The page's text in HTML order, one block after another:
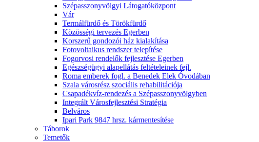
Szépasszonyvölgyi Látogatóközpont
Vár
Termálfürdő és Törökfürdő
Közösségi tervezés Egerben
Korszerű gondozói ház kialakítása
Fotovoltaikus rendszer telepítése
Fogorvosi rendelők fejlesztése Egerben
Egészségügyi alapellátás feltételeinek fejl.
Roma emberek fogl. a Benedek Elek Óvodában
Szala városrész szociális rehabilitációja
Csapadékvíz-rendezés a Szépasszonyvölgyben
Integrált Városfejlesztési Stratégia
Belváros
Ipari Park 9847 hrsz. kármentesítése
Táborok
Temetők